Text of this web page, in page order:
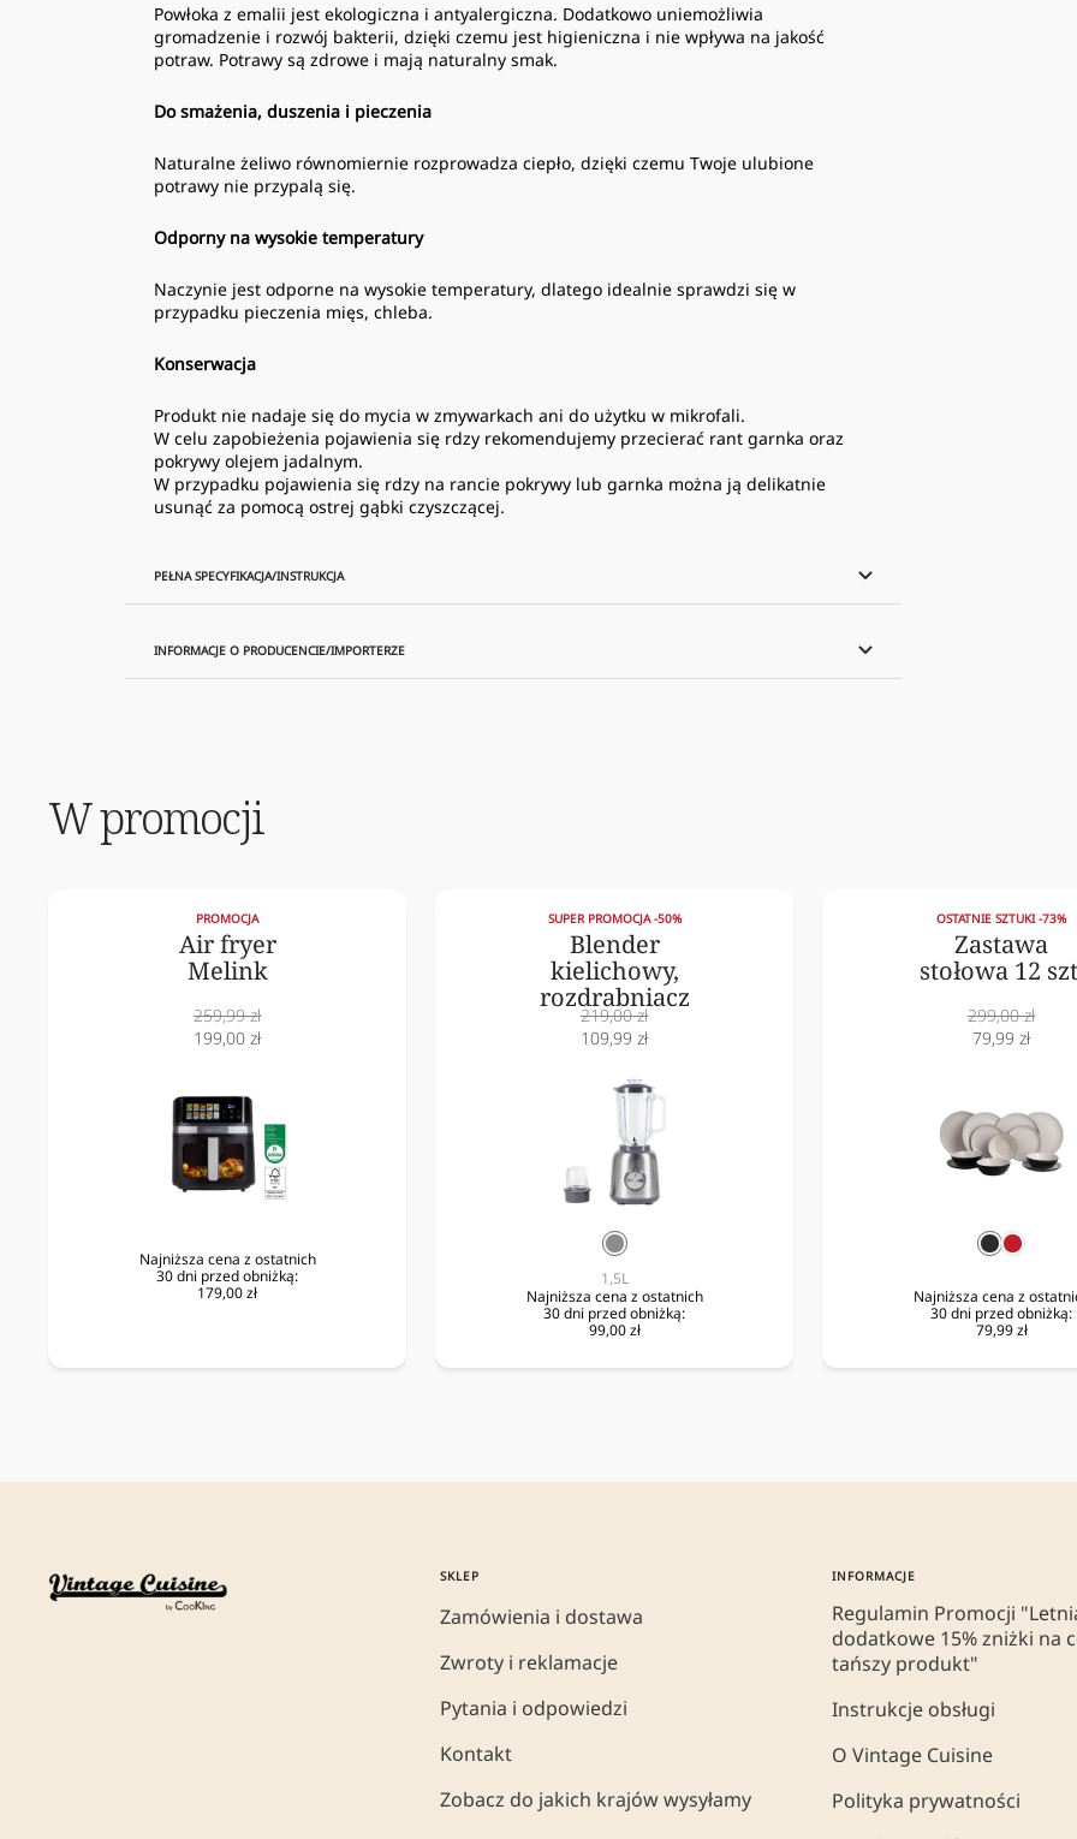
Powłoka z emalii jest ekologiczna i antyalergiczna. Dodatkowo uniemożliwia
gromadzenie i rozwój bakterii, dzięki czemu jest higieniczna i nie wpływa na jakość
potraw. Potrawy są zdrowe i mają naturalny smak.
Do smażenia, duszenia i pieczenia
Naturalne żeliwo równomiernie rozprowadza ciepło, dzięki czemu Twoje ulubione
potrawy nie przypalą się.
Odporny na wysokie temperatury
Naczynie jest odporne na wysokie temperatury, dlatego idealnie sprawdzi się w
przypadku pieczenia mięs, chleba.
Konserwacja
Produkt nie nadaje się do mycia w zmywarkach ani do użytku w mikrofali.
W celu zapobieżenia pojawienia się rdzy rekomendujemy przecierać rant garnka oraz
pokrywy olejem jadalnym.
W przypadku pojawienia się rdzy na rancie pokrywy lub garnka można ją delikatnie
usunąć za pomocą ostrej gąbki czyszczącej.
PEŁNA SPECYFIKACJA/INSTRUKCJA
INFORMACJE O PRODUCENCIE/IMPORTERZE
W promocji
PROMOCJA
Air fryer
Melink
Cena
normalna
259,99 zł
Cena
199,00 zł
Najniższa cena z ostatnich
30 dni przed obniżką:
179,00 zł
SUPER PROMOCJA -50%
Blender
kielichowy,
rozdrabniacz
Cena
normalna
219,00 zł
Cena
109,99 zł
srebrny
1,5L
Najniższa cena z ostatnich
30 dni przed obniżką:
99,00 zł
OSTATNIE SZTUKI -73%
Zastawa
stołowa 12
Cena
normalna
299,00 zł
Cena
79,99 zł
czarny
Najniższa cena z
30 dni przed obniżką:
79,99 zł
SKLEP
Zamówienia i dostawa
Zwroty i reklamacje
Pytania i odpowiedzi
Kontakt
Zobacz do jakich krajów wysyłamy
INFORMACJE
Regulamin Promocji
dodatkowe 15% zniżki na
tańszy produkt"
Instrukcje obsługi
O Vintage Cuisine
Polityka prywatności